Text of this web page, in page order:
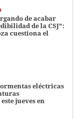
de acabar
de la CSJ":
cuestiona el
eléctricas
jueves en